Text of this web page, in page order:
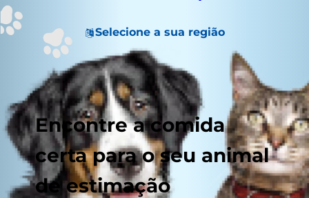
Selecione a sua região
Encontre a comida
certa para o seu animal
de estimação